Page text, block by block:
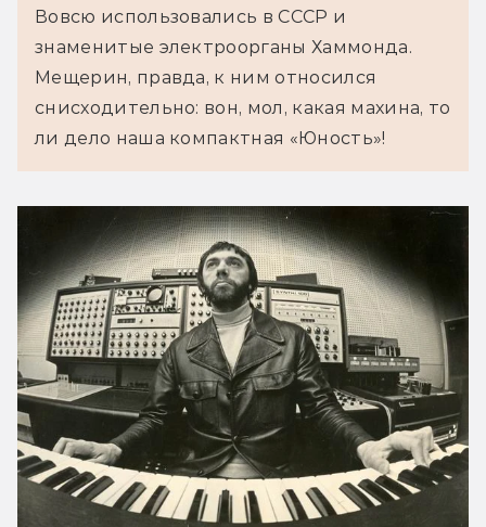
Вовсю использовались в СССР и
знаменитые электроорганы Хаммонда.
Мещерин, правда, к ним относился
снисходительно: вон, мол, какая махина, то
ли дело наша компактная «Юность»!